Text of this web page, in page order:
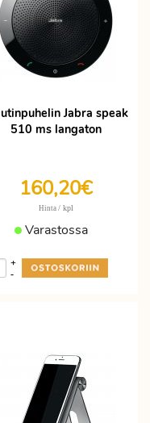
Jabra speak
510 ms langaton
160,20€
Hinta / kpl
Varastossa
-
+